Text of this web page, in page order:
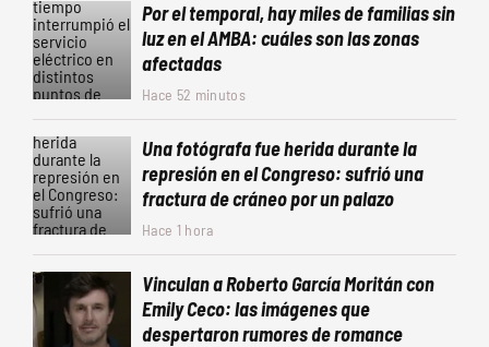
Por el temporal, hay miles de familias sin
luz en el AMBA: cuáles son las zonas
afectadas
Hace 52 minutos
Una fotógrafa fue herida durante la
represión en el Congreso: sufrió una
fractura de cráneo por un palazo
Hace 1 hora
Vinculan a Roberto García Moritán con
Emily Ceco: las imágenes que
despertaron rumores de romance